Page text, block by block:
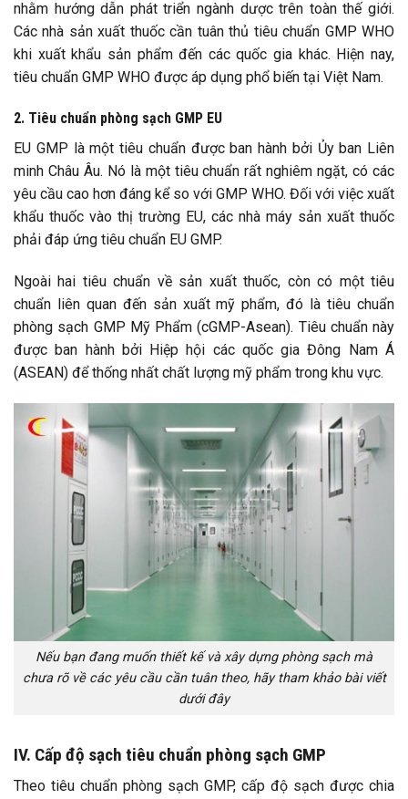
nhằm hướng dẫn phát triển ngành dược trên toàn thế giới.
Các nhà sản xuất thuốc cần tuân thủ tiêu chuẩn GMP WHO
khi xuất khẩu sản phẩm đến các quốc gia khác. Hiện nay,
tiêu chuẩn GMP WHO được áp dụng phổ biến tại Việt Nam.
2. Tiêu chuẩn phòng sạch GMP EU
EU GMP là một tiêu chuẩn được ban hành bởi Ủy ban Liên
minh Châu Âu. Nó là một tiêu chuẩn rất nghiêm ngặt, có các
yêu cầu cao hơn đáng kể so với GMP WHO. Đối với việc xuất
khẩu thuốc vào thị trường EU, các nhà máy sản xuất thuốc
phải đáp ứng tiêu chuẩn EU GMP.
Ngoài hai tiêu chuẩn về sản xuất thuốc, còn có một tiêu
chuẩn liên quan đến sản xuất mỹ phẩm, đó là tiêu chuẩn
phòng sạch GMP Mỹ Phẩm (cGMP-Asean). Tiêu chuẩn này
được ban hành bởi Hiệp hội các quốc gia Đông Nam Á
(ASEAN) để thống nhất chất lượng mỹ phẩm trong khu vực.
Nếu bạn đang muốn thiết kế và xây dựng phòng sạch mà
chưa rõ về các yêu cầu cần tuân theo, hãy tham khảo bài viết
dưới đây
IV. Cấp độ sạch tiêu chuẩn phòng sạch GMP
Theo tiêu chuẩn phòng sạch GMP, cấp độ sạch được chia